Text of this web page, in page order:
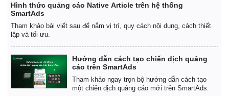
Hình thức quảng cáo Native Article trên hệ thống
SmartAds
Tham khảo bài viết sau để nắm vị trí, quy cách nội dung, cách thiết
lập và tối ưu.
Hướng dẫn cách tạo chiến dịch quảng
cáo trên SmartAds
Tham khảo ngay trọn bộ hướng dẫn cách tạo
một chiến dịch quảng cáo mới trên SmartAds.